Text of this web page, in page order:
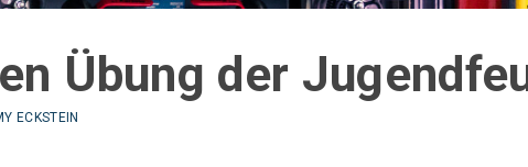
Übung der
ECKSTEIN